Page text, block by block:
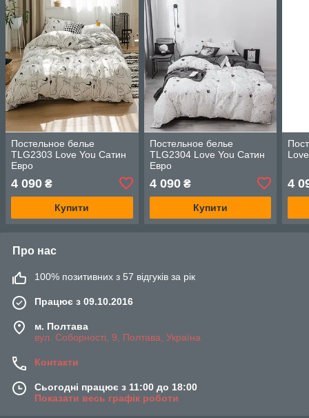
Постельное белье
TLG2303 Love You Сатин
Евро
4 090 ₴
Купити
Постельное белье
TLG2304 Love You Сатин
Евро
4 090₴
Купити
4
Про нас
100% позитивних з 57 відгуків за рік
Працює з 09.10.2016
м. Полтава
вул. Соборності, 9, Полтава, Україна
Контакти
Сьогодні працює з 11:00 до 18:00
Показати весь графік роботи